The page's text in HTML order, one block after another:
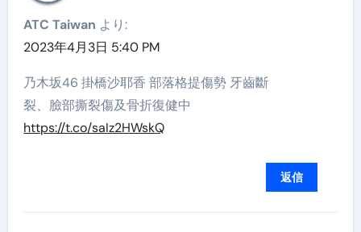
ATC Taiwan より:
2023年4月3日 5:40 PM
乃木坂46 掛橋沙耶香 部落格提傷勢 牙齒斷
裂、臉部撕裂傷及骨折復健中
https://t.co/saIz2HWskQ
返信